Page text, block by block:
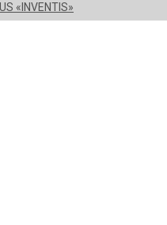
«INVENTIS»